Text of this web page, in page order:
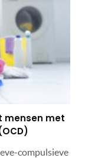
mensen met
compulsieve